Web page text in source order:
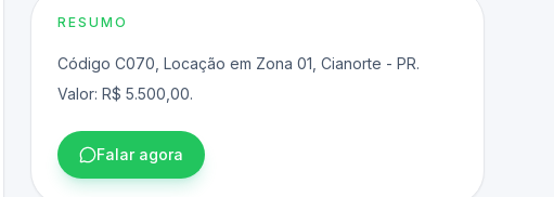
RESUMO
Código C070, Locação em Zona 01, Cianorte - PR.
Valor: R$ 5.500,00.
Falar agora